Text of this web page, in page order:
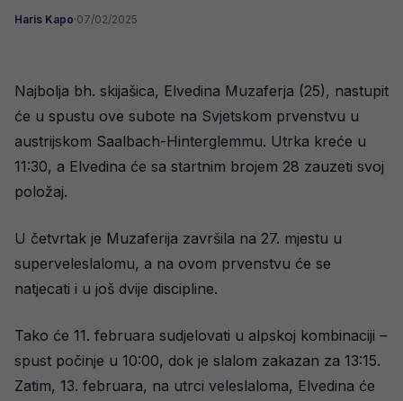
Haris Kapo·07/02/2025
Najbolja bh. skijašica, Elvedina Muzaferja (25), nastupit
će u spustu ove subote na Svjetskom prvenstvu u
austrijskom Saalbach-Hinterglemmu. Utrka kreće u
11:30, a Elvedina će sa startnim brojem 28 zauzeti svoj
položaj.
U četvrtak je Muzaferija završila na 27. mjestu u
superveleslalomu, a na ovom prvenstvu će se
natjecati i u još dvije discipline.
Tako će 11. februara sudjelovati u alpskoj kombinaciji –
spust počinje u 10:00, dok je slalom zakazan za 13:15.
Zatim, 13. februara, na utrci veleslaloma, Elvedina će